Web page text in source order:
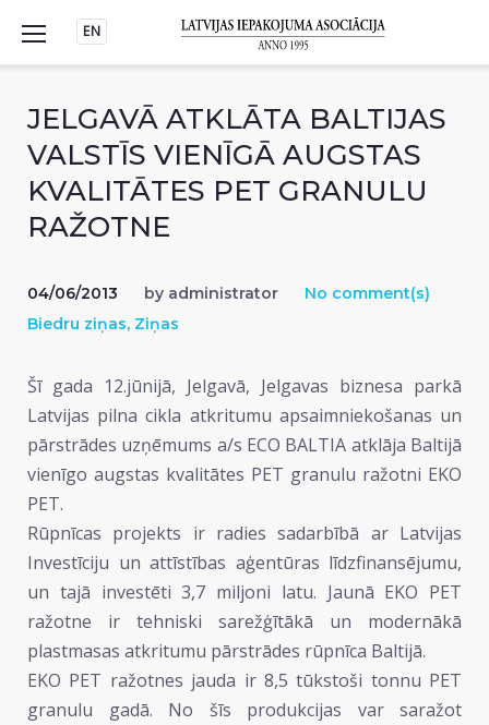
content
EN
JELGAVĀ ATKLĀTA BALTIJAS
VALSTĪS VIENĪGĀ AUGSTAS
KVALITĀTES PET GRANULU
RAŽOTNE
04/06/2013 by administrator
No comment(s)
Biedru ziņas, Ziņas
Šī gada 12.jūnijā, Jelgavā, Jelgavas biznesa parkā
Latvijas pilna cikla atkritumu apsaimniekošanas un
pārstrādes uzņēmums a/s ECO BALTIA atklāja Baltijā
vienīgo augstas kvalitātes PET granulu ražotni EKO
PET.
Rūpnīcas projekts ir radies sadarbībā ar Latvijas
Investīciju un attīstības aģentūras līdzfinansējumu,
un tajā investēti 3,7 miljoni latu. Jaunā EKO PET
ražotne ir tehniski sarežģītākā un modernākā
plastmasas atkritumu pārstrādes rūpnīca Baltijā.
EKO PET ražotnes jauda ir 8,5 tūkstoši tonnu PET
granulu gadā. No šīs produkcijas var saražot